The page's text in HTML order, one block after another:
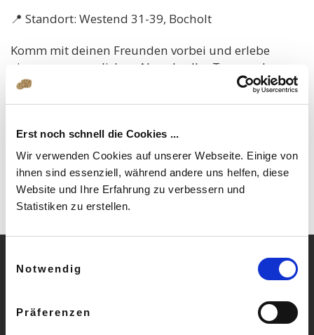
Erst noch schnell die Cookies ...
Wir verwenden Cookies auf unserer Webseite. Einige von
ihnen sind essenziell, während andere uns helfen, diese
Website und Ihre Erfahrung zu verbessern und
Statistiken zu erstellen.
Notwendig
Präferenzen
📍 Standort: Westend 31-39, Bocholt
Komm mit deinen Freunden vorbei und erlebe
einen unvergesslichen Abend voller Tanz und
Geselligkeit! 💫